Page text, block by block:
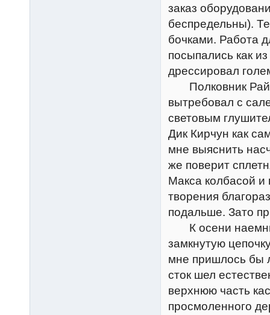
заказ
беспредельны).
бочками. Работа
посыпались как
дрессировал
Полковник Райк
вытребовал с
световым
Дик Кирчун как
мне выяснить
же поверит
Макса колбасой и
творения
подальше. Зато
К осени
замкнутую
мне пришлось бы
сток шел
верхнюю часть
просмоленного